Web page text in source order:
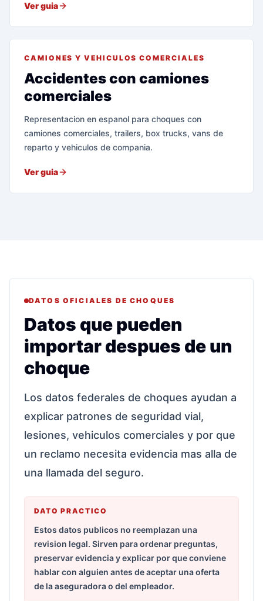
Ver guia
CAMIONES Y VEHICULOS COMERCIALES
Accidentes con camiones
comerciales
Representacion en espanol para choques con
camiones comerciales, trailers, box trucks, vans de
reparto y vehiculos de compania.
Ver guia
DATOS OFICIALES DE CHOQUES
Datos que pueden
importar despues de un
choque
Los datos federales de choques ayudan a
explicar patrones de seguridad vial,
lesiones, vehiculos comerciales y por que
un reclamo necesita evidencia mas alla de
una llamada del seguro.
DATO PRACTICO
Estos datos publicos no reemplazan una
revision legal. Sirven para ordenar preguntas,
preservar evidencia y explicar por que conviene
hablar con alguien antes de aceptar una oferta
de la aseguradora o del empleador.